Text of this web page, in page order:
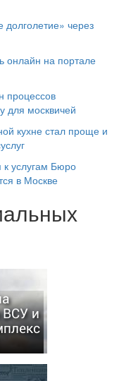
долголетие» через
онлайн на портале
процессов
для москвичей
кухне стал проще и
услугам Бюро
в Москве
и